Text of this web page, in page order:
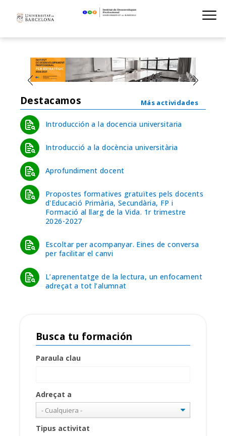
navigation
Institut de
Destacamos
Introducción a la docencia universitaria
Introducció a la docència universitària
Aprofundiment docent
Propostes formatives gratuïtes pels docents
d'Educació Primària, Secundària, FP i
Formació al llarg de la Vida. 1r trimestre
2026-2027
Escoltar per acompanyar. Eines de conversa
per facilitar el canvi
L’aprenentatge de la lectura, un enfocament
adreçat a tot l’alumnat
Más actividades
Busca tu formación
Paraula clau
Adreçat a
Tipus activitat